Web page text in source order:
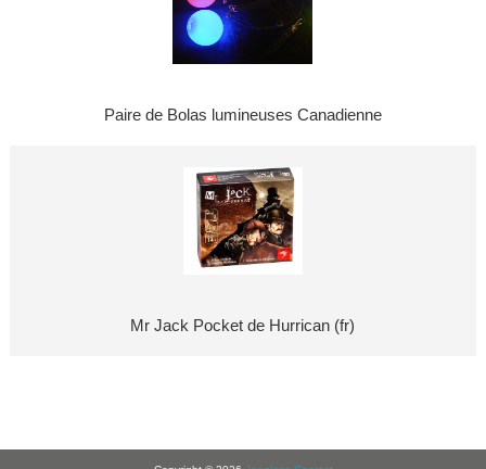
Paire de Bolas lumineuses Canadienne
Mr Jack Pocket de Hurrican (fr)